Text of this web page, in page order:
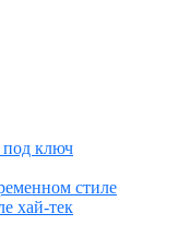
под ключ
стиле
хай-тек